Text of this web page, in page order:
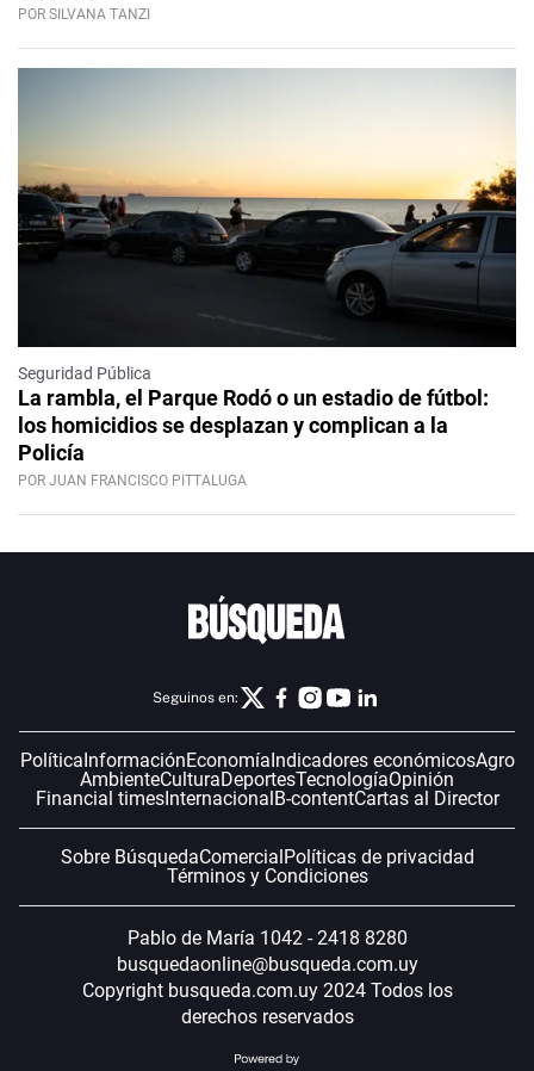
POR SILVANA TANZI
Seguridad Pública
La rambla, el Parque Rodó o un estadio de fútbol:
los homicidios se desplazan y complican a la
Policía
POR JUAN FRANCISCO PITTALUGA
Seguinos en:
Política InformaciónEconomía Indicadores económicosAgro
AmbienteCulturaDeportesTecnologíaOpinión
Financial timesInternacional B-contentCartas al Director
Sobre BúsquedaComercial Políticas de privacidad
Términos y Condiciones
Pablo de María 1042 - 2418 8280
busquedaonline@busqueda.com.uy
Copyright busqueda.com.uy 2024 Todos los
derechos reservados